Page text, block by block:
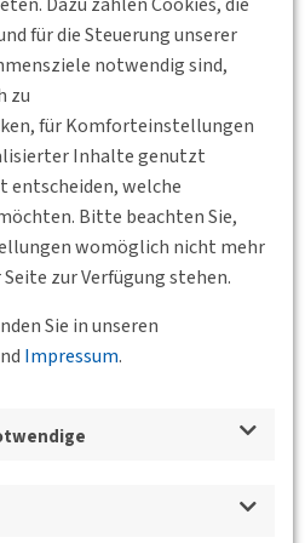
für die Steuerung unserer
notwendig sind,
zu
für Komforteinstellungen
Inhalte genutzt
entscheiden, welche
Bitte beachten Sie,
womöglich nicht mehr
zur Verfügung stehen.
Sie in unseren
Impressum.
ist, kann auch in Präsenz
Stuttgart, Kronenstraße 25,
Anmeldung
Entwicklung des
- BV Württembergbzw.BV
Forums